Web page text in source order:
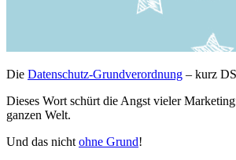
Die Datenschutz-Grundverordnung – kurz
Dieses Wort schürt die Angst vieler
ganzen Welt.
Und das nicht ohne Grund!